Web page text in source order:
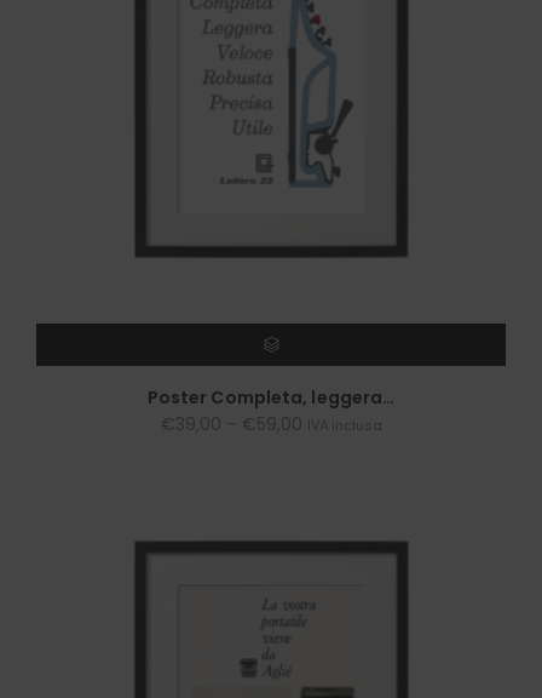
SCEGLI
Poster Completa, leggera…
€39,00 – €59,00 IVA inclusa